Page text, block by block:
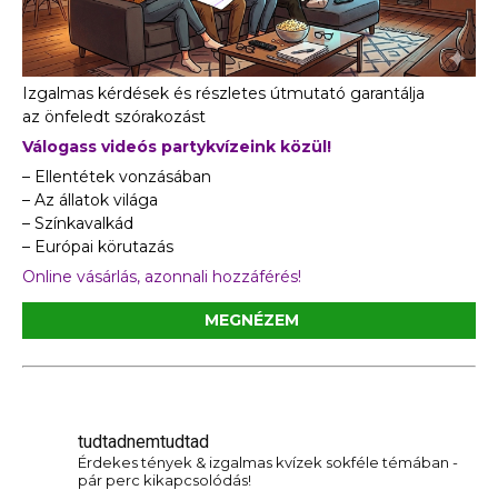
Izgalmas kérdések és részletes útmutató garantálja
az önfeledt szórakozást
Válogass videós partykvízeink közül!
– Ellentétek vonzásában
– Az állatok világa
– Színkavalkád
– Európai körutazás
Online vásárlás, azonnali hozzáférés!
MEGNÉZEM
tudtadnemtudtad
Érdekes tények & izgalmas kvízek sokféle témában -
pár perc kikapcsolódás!